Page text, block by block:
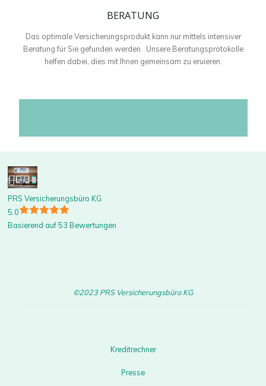
BERATUNG
Das optimale Versicherungsprodukt kann nur mittels intensiver
Beratung für Sie gefunden werden. Unsere Beratungsprotokolle
helfen dabei, dies mit Ihnen gemeinsam zu eruieren.
PRS Versicherungsbüro KG
5.0
Basierend auf 53 Bewertungen
©2023 PRS Versicherungsbüro KG
Kreditrechner
Presse